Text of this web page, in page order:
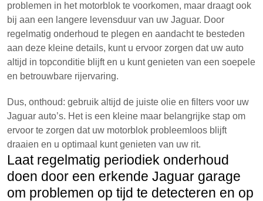
problemen in het motorblok te voorkomen, maar draagt ook
bij aan een langere levensduur van uw Jaguar. Door
regelmatig onderhoud te plegen en aandacht te besteden
aan deze kleine details, kunt u ervoor zorgen dat uw auto
altijd in topconditie blijft en u kunt genieten van een soepele
en betrouwbare rijervaring.
Dus, onthoud: gebruik altijd de juiste olie en filters voor uw
Jaguar auto’s. Het is een kleine maar belangrijke stap om
ervoor te zorgen dat uw motorblok probleemloos blijft
draaien en u optimaal kunt genieten van uw rit.
Laat regelmatig periodiek onderhoud
doen door een erkende Jaguar garage
om problemen op tijd te detecteren en op